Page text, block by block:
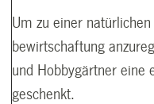
Um zu einer
bewirtschaftung
und Hobbygärtner eine
geschenkt.